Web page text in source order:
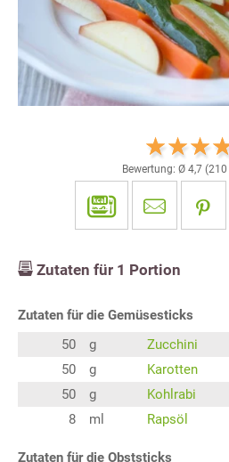
Bewertung: Ø 4,7 (210
Zutaten für 1 Portion
Zutaten für die Gemüsesticks
50
g
Zucchini
50
g
Karotten
50
g
Kohlrabi
8
ml Rapsöl
Zutaten für die Obststicks